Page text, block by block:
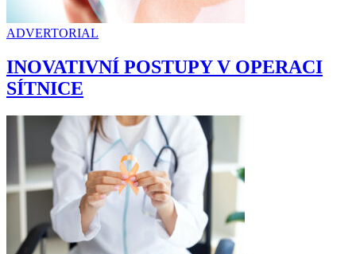
ADVERTORIAL
INOVATIVNÍ POSTUPY V OPERACI
SÍTNICE